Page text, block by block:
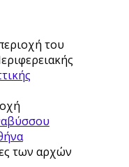
του
των αρχών